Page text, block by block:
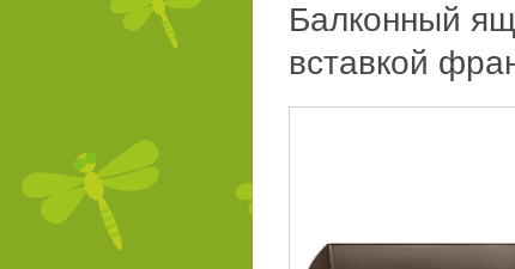
Балконный
вставкой